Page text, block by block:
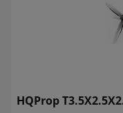
HQProp